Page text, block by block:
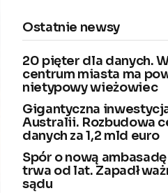
Ostatnie newsy
20 pięter dla danych.
centrum miasta ma
nietypowy wieżowiec
Gigantyczna
Australii. Rozbudowa
danych za 1,2 mld euro
Spór o nową
trwa od lat. Zapadł
sądu